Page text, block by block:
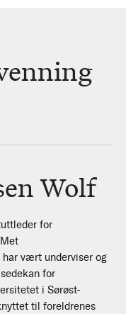
Wolf
for
vært underviser og
for
i Sørøst-
til foreldrenes